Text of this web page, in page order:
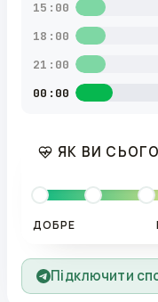
15:00
18:00
21:00
00:00
ЯК ВИ
ДОБРЕ
Підключити